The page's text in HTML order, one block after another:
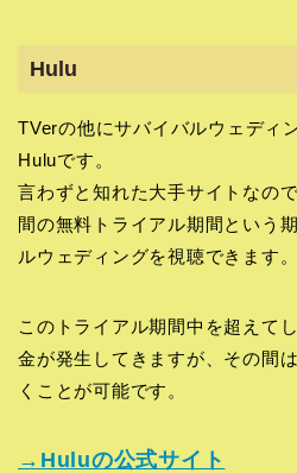
Hulu
TVerの他にサバイバルウェディ
Huluです。
言わずと知れた大手サイトなの
間の無料トライアル期間という
ルウェディングを視聴できます。
このトライアル期間中を超えて
金が発生してきますが、その間
くことが可能です。
→Huluの公式サイト